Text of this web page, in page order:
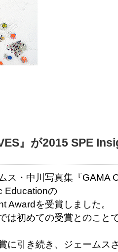
』が2015 SPE
ス・中川写真集『GAMA
Educationの
Awardを受賞しました。
は初めての受賞とのこと
に引き続き、ジェームス